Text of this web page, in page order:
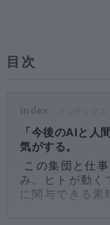
目次
「今後のAIと人
気がする。
この集団と仕
み。ヒトが動く
に関与できる素